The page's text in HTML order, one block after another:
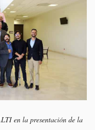
en la presentación de la